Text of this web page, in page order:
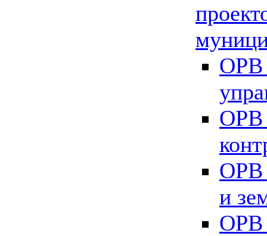
ОРВ
ОРВ
ОРВ
и
ОРВ